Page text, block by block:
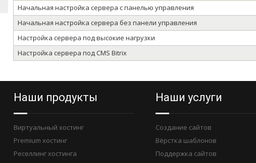
Начальная настройка сервера с панелью управления
Начальная настройка сервера без панели управления
Настройка сервера под высокие нагрузки
Настройка сервера под CMS Bitrix
Наши продукты
Виртуальный хостинг
Premium хостинг
Реселлинг хостинга
Наши услуги
Создание сайтов
Вёрстка шаблонов
Поддержка сайтов